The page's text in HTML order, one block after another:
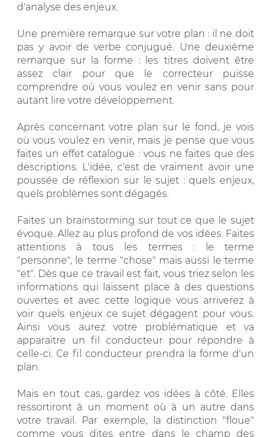
d'analyse des enjeux.
Une première remarque sur votre plan : il ne doit
pas y avoir de verbe conjugué. Une deuxième
remarque sur la forme : les titres doivent être
assez clair pour que le correcteur puisse
comprendre où vous voulez en venir sans pour
autant lire votre développement.
Après concernant votre plan sur le fond, je vois
où vous voulez en venir, mais je pense que vous
faites un effet catalogue : vous ne faites que des
descriptions. L'idée, c'est de vraiment avoir une
poussée de réflexion sur le sujet : quels enjeux,
quels problèmes sont dégagés.
Faites un brainstorming sur tout ce que le sujet
évoque. Allez au plus profond de vos idées. Faites
attentions à tous les termes : le terme
"personne", le terme "chose" mais aussi le terme
"et". Dès que ce travail est fait, vous triez selon les
informations qui laissent place à des questions
ouvertes et avec cette logique vous arriverez à
voir quels enjeux ce sujet dégagent pour vous.
Ainsi vous aurez votre problématique et va
apparaitre un fil conducteur pour répondre à
celle-ci. Ce fil conducteur prendra la forme d'un
plan.
Mais en tout cas, gardez vos idées à côté. Elles
ressortiront à un moment où à un autre dans
votre travail. Par exemple, la distinction "floue"
comme vous dites entre dans le champ des